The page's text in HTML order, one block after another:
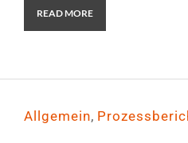
READ MORE
Allgemein,